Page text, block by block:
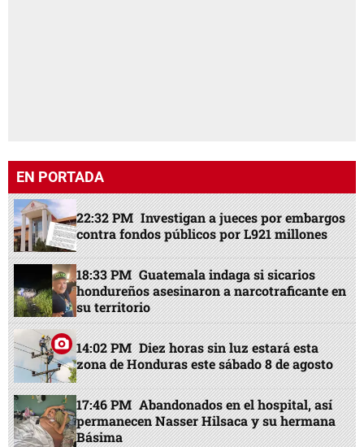
EN PORTADA
22:32 PM Investigan a jueces por embargos
contra fondos públicos por L921 millones
18:33 PM Guatemala indaga si sicarios
hondureños asesinaron a narcotraficante en
su territorio
14:02 PM Diez horas sin luz estará esta
zona de Honduras este sábado 8 de agosto
17:46 PM Abandonados en el hospital, así
permanecen Nasser Hilsaca y su hermana
Básima